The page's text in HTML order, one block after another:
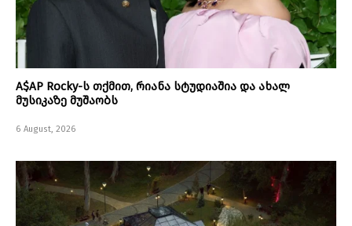
A$AP Rocky-ს თქმით, რიანა სტუდიაშია და ახალ
მუსიკაზე მუშაობს
6 August, 2026